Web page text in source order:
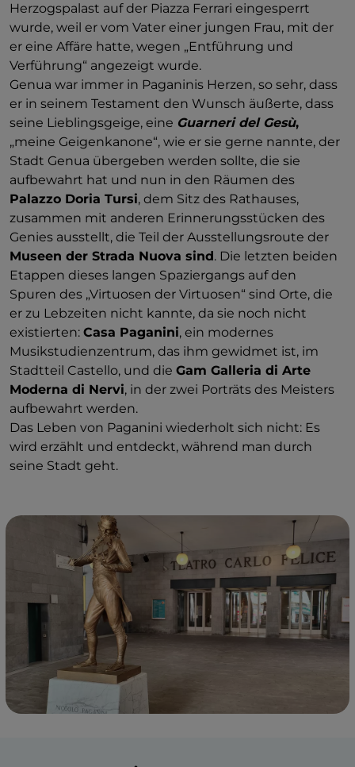
Herzogspalast auf der Piazza Ferrari eingesperrt
wurde, weil er vom Vater einer jungen Frau, mit der
er eine Affäre hatte, wegen „Entführung und
Verführung“ angezeigt wurde.
Genua war immer in Paganinis Herzen, so sehr, dass
er in seinem Testament den Wunsch äußerte, dass
seine Lieblingsgeige, eine Guarneri del Gesù,
„meine Geigenkanone“, wie er sie gerne nannte, der
Stadt Genua übergeben werden sollte, die sie
aufbewahrt hat und nun in den Räumen des
Palazzo Doria Tursi, dem Sitz des Rathauses,
zusammen mit anderen Erinnerungsstücken des
Genies ausstellt, die Teil der Ausstellungsroute der
Museen der Strada Nuova sind. Die letzten beiden
Etappen dieses langen Spaziergangs auf den
Spuren des „Virtuosen der Virtuosen“ sind Orte, die
er zu Lebzeiten nicht kannte, da sie noch nicht
existierten: Casa Paganini, ein modernes
Musikstudienzentrum, das ihm gewidmet ist, im
Stadtteil Castello, und die Gam Galleria di Arte
Moderna di Nervi, in der zwei Porträts des Meisters
aufbewahrt werden.
Das Leben von Paganini wiederholt sich nicht: Es
wird erzählt und entdeckt, während man durch
seine Stadt geht.